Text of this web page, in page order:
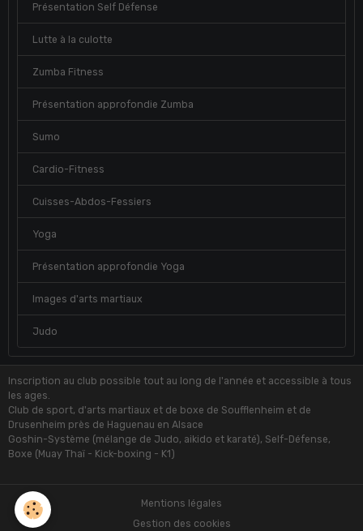
Présentation Self Défense
Lutte à la culotte
Zumba Fitness
Présentation approfondie Zumba
Sumo
Cardio-Fitness
Cuisses-Abdos-Fessiers
Yoga
Présentation approfondie Yoga
Images d'arts martiaux
Judo
Inscription au club possible tout au long de l'année et accessible à tous
les ages.
Club de sport, d'arts martiaux et de boxe de Soufflenheim et de
Drusenheim près de Haguenau en Alsace
Goshin-Système (mélange de Judo, aikido et karaté), Self-Défense,
Boxe (Muay Thaï - Kick-boxing - K1)
Mentions légales
Gestion des cookies